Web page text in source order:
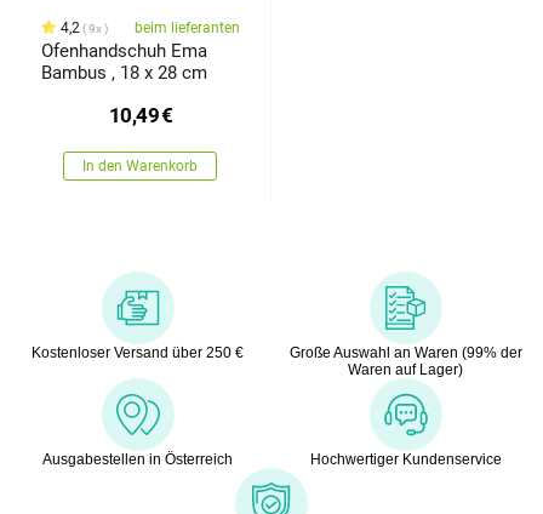
4,2 9x beim lieferanten
Ofenhandschuh Ema
Bambus , 18 x 28 cm
10,49€
In den Warenkorb
Kostenloser Versand über 250 €
Große Auswahl an Waren (99% der
Waren auf Lager)
Ausgabestellen in Österreich Hochwertiger Kundenservice